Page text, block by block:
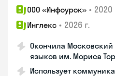
ООО «Инфоурок» • 2020
Инглекс • 2026 г.
Окончила Московский
языков им. Мориса
Использует